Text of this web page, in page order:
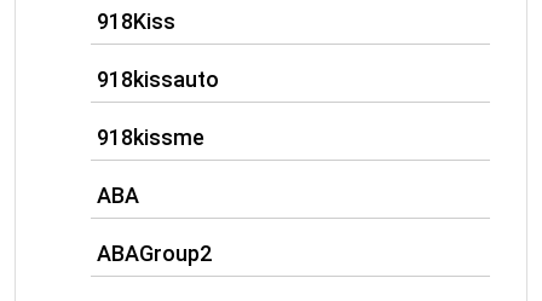
918Kiss
918kissauto
918kissme
ABA
ABAGroup2